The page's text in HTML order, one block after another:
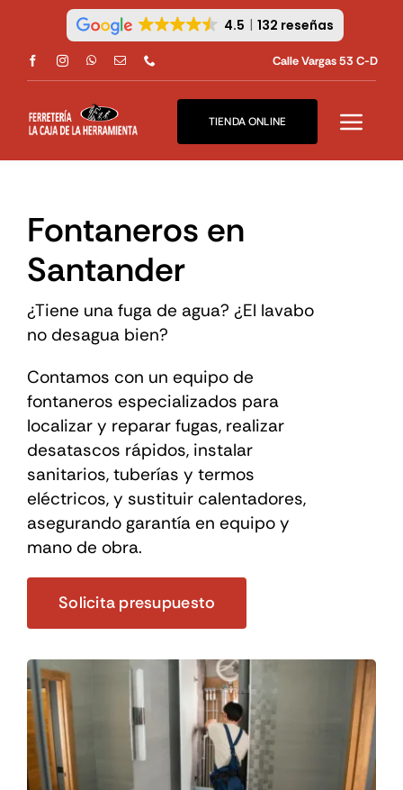
content
Calle Vargas 53 C-D
4.5 132 reseñas
TIENDA ONLINE
Fontaneros en
Santander
¿Tiene una fuga de agua? ¿El lavabo
no desagua bien?
Contamos con un equipo de
fontaneros especializados para
localizar y reparar fugas, realizar
desatascos rápidos, instalar
sanitarios, tuberías y termos
eléctricos, y sustituir calentadores,
asegurando garantía en equipo y
mano de obra.
Solicita presupuesto